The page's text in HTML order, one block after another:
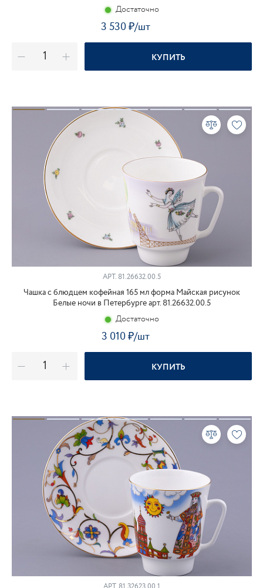
Достаточно
3 530₽/шт
КУПИТЬ
АРТ. 81.26632.00.5
Чашка с блюдцем кофейная 165 мл форма Майская рисунок
Белые ночи в Петербурге арт. 81.26632.00.5
Достаточно
3 010₽/шт
КУПИТЬ